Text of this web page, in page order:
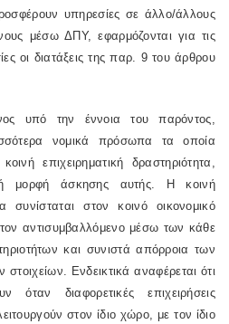
υπηρεσίες σε άλλο/άλλους
μέσω ΔΠΥ, εφαρμόζονται για τις
οι διατάξεις της παρ. 9 του άρθρου
υπό την έννοια του παρόντος,
νομικά πρόσωπα τα οποία
επιχειρηματική δραστηριότητα,
μορφή άσκησης αυτής. Η κοινή
συνίσταται στον κοινό οικονομικό
αντισυμβαλλόμενο μέσω των κάθε
και συνιστά απόρροια των
Ενδεικτικά αναφέρεται ότι
όταν διαφορετικές επιχειρήσεις
στον ίδιο χώρο, με τον ίδιο